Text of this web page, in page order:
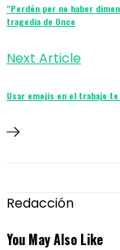
"Perdón por no haber
tragedia de Once
Next Article
Usar emojis en el trabajo
Redacción
You May Also Like